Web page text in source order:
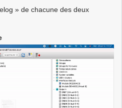
» de chacune des deux